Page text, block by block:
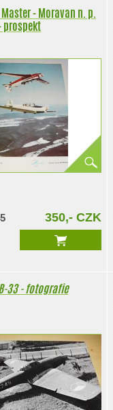
Master - Moravan n. p.
prospekt
350,- CZK
33 - fotografie